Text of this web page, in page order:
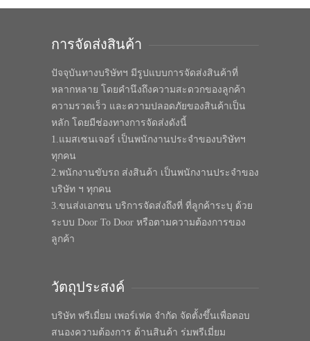
การจัดส่งสินค้า
ปัจจุบันทางบริษัทฯ มีรูปแบบการจัดส่งสินค้าที่
หลากหลาย โดยคำนึงถึงความสะดวกของลูกค้า
ความรวดเร็ว และความปลอดภัยของสินค้าเป็น
หลัก โดยมีช่องทางการจัดส่งดังนี้
1.แมสเซนเจอร์ เป็นพนักงานประจำของบริษัทฯ
ทุกคน
2.พนักงานขับรถ ส่งสินค้า เป็นพนักงานประจำของ
บริษัท ฯ ทุกคน
3.ขนส่งเอกชน บริการจัดส่งถึงที่ ที่ลูกค้าระบุ ด้วย
ระบบ Door To Door หรือตามความต้องการของ
ลูกค้า
วัตถุประสงค์
บริษัท พรีเมี่ยม เพอร์เฟค จำกัด จัดตั้งขึ้นเพื่อตอบ
สนองความต้องการ ด้านสินค้า ร่มพรีเมี่ยม